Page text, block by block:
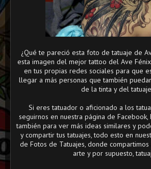
¿Qué te pareció esta foto de tatuaje de
esta imagen del mejor tattoo del Ave
en tus propias redes sociales para que
llegar a más personas que también
de la tinta y del
Si eres tatuador o aficionado a los
seguirnos en nuestra página de
también para ver más ideas similares y
y compartir tus tatuajes, todo esto en
de Fotos de Tatuajes, donde
arte y por supuesto,